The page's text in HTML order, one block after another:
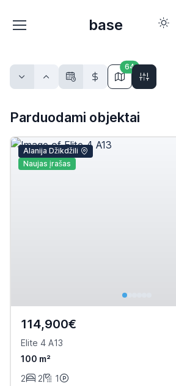
base
64
Parduodami objektai
Alanija Džikdžili
Naujas įrašas
114,900€
Elite 4 A13
100 m²
2
2 1